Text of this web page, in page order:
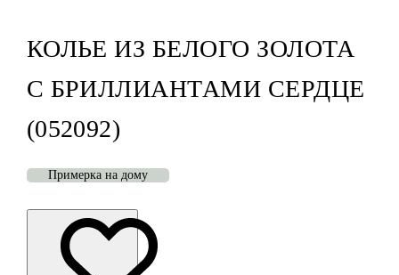
КОЛЬЕ ИЗ БЕЛОГО ЗОЛОТА
С БРИЛЛИАНТАМИ СЕРДЦЕ
(052092)
Примерка на дому